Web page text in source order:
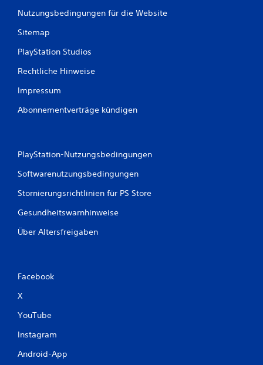
Nutzungsbedingungen für die Website
Sitemap
PlayStation Studios
Rechtliche Hinweise
Impressum
Abonnementverträge kündigen
PlayStation-Nutzungsbedingungen
Softwarenutzungsbedingungen
Stornierungsrichtlinien für PS Store
Gesundheitswarnhinweise
Über Altersfreigaben
Facebook
X
YouTube
Instagram
Android-App